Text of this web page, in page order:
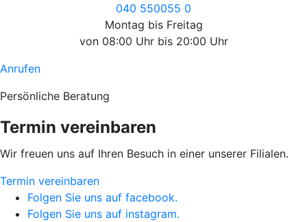
040 550055 0
Montag bis Freitag
von 08:00 Uhr bis 20:00 Uhr
Anrufen
Persönliche Beratung
Termin vereinbaren
Wir freuen uns auf Ihren Besuch in einer unserer Filialen.
Termin vereinbaren
Folgen Sie uns auf facebook.
Folgen Sie uns auf instagram.